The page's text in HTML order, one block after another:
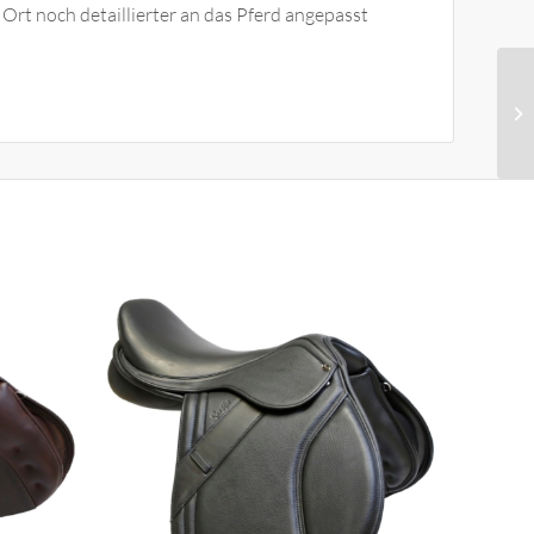
noch detaillierter an das Pferd angepasst